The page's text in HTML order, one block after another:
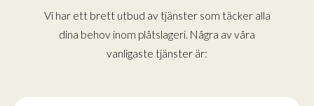
Vi har ett brett utbud av tjänster som täcker alla
dina behov inom plåtslageri. Några av våra
vanligaste tjänster är: